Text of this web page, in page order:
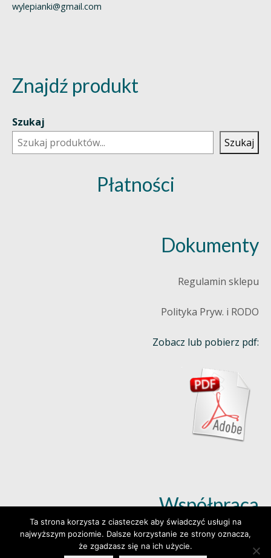
wylepianki@gmail.com
Znajdź produkt
Szukaj
Szukaj
Płatności
Dokumenty
Regulamin sklepu
Polityka Pryw. i RODO
Zobacz lub pobierz pdf:
Współpraca
Dowiedz się więcej (klik)
Ta strona korzysta z ciasteczek aby świadczyć usługi na
najwyższym poziomie. Dalsze korzystanie ze strony oznacza,
że zgadzasz się na ich użycie.